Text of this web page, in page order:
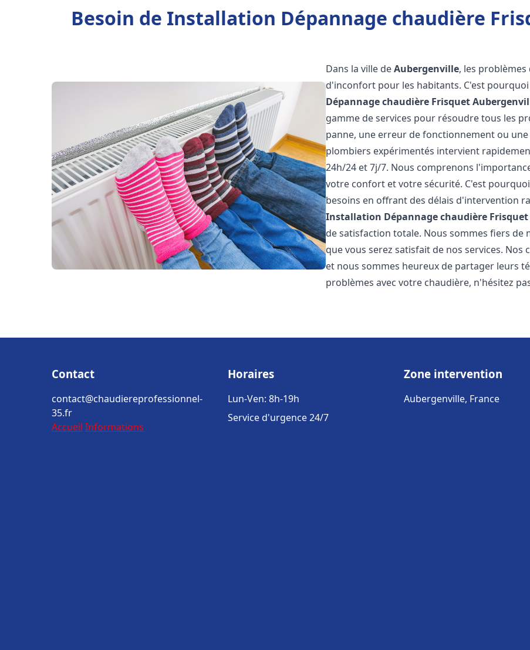
Besoin de Installation Dépannage chaudière
Dans la ville deAubergenville, les
d'inconfort pour les habitants. C'est
Dépannage chaudière Frisquet
gamme de services pour résoudre tous les
panne, une erreur de fonctionnement ou
plombiers expérimentés intervient
24h/24 et 7j/7. Nous comprenons
votre confort et votre sécurité. C'est
besoins en offrant des délais d'intervention
Installation Dépannage chaudière Frisquet
de satisfaction totale. Nous sommes fiers de
que vous serez satisfait de nos services.
et nous sommes heureux de partager leurs
problèmes avec votre chaudière, n'hésitez
Contact
contact@chaudiereprofessionnel-
35.fr
Accueil Informations
Horaires
Lun-Ven: 8h-19h
Service d'urgence 24/7
Zone intervention
Aubergenville, France